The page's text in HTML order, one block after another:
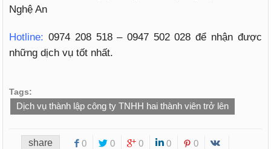
Nghệ An
Hotline: 0974 208 518 – 0947 502 028 để nhận được
những dịch vụ tốt nhất.
Tags:
Dịch vụ thành lập công ty TNHH hai thành viên trở lên
share 0 0 0 0 0